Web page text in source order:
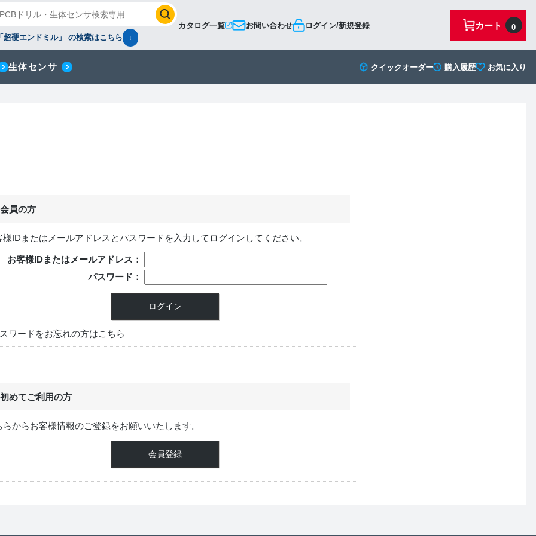
カタログ一覧 お問い合わせ ログイン/新規登録 0
カート
超硬エンドミル」 の検索はこちら ↓
生体センサ クイックオーダー 購入履歴 お気に入り
会員の方
様IDまたはメールアドレス とパスワード を入力してログインしてください。
お客様IDまたはメールアドレス：
パスワード：
ワードをお忘れの方はこちら
初めてご利用の方
らからお客様情報のご登録をお願いいたします。